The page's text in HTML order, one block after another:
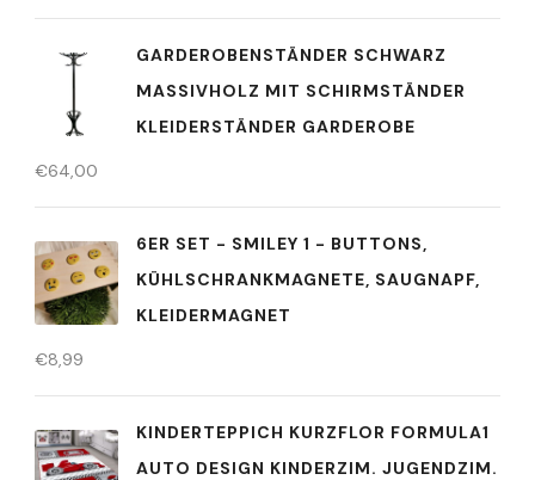
GARDEROBENSTÄNDER SCHWARZ
MASSIVHOLZ MIT SCHIRMSTÄNDER
KLEIDERSTÄNDER GARDEROBE
€64,00
6ER SET - SMILEY 1 - BUTTONS,
KÜHLSCHRANKMAGNETE, SAUGNAPF,
KLEIDERMAGNET
€8,99
KINDERTEPPICH KURZFLOR FORMULA1
AUTO DESIGN KINDERZIM. JUGENDZIM.